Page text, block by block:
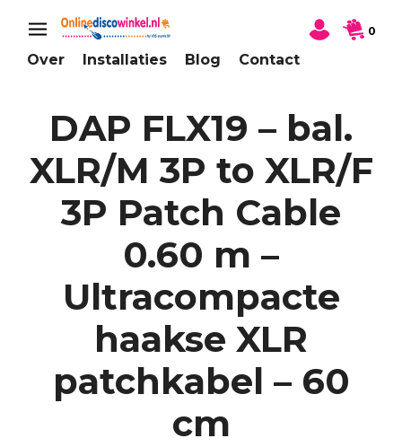
Over Installaties Blog Contact
0
DAP FLX19 – bal.
XLR/M 3P to XLR/F
3P Patch Cable
0.60 m –
Ultracompacte
haakse XLR
patchkabel – 60
cm